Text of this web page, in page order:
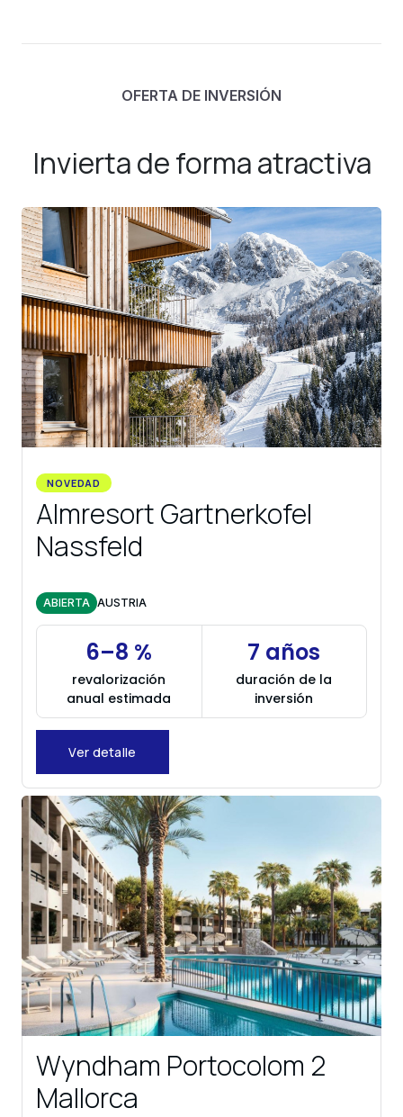
OFERTA DE INVERSIÓN
Invierta de forma atractiva
NOVEDAD
Almresort Gartnerkofel
Nassfeld
ABIERTA AUSTRIA
Ver detalle
revalorización
anual estimada
6–8 %
duración de la
inversión
7 años
Wyndham Portocolom 2
Mallorca